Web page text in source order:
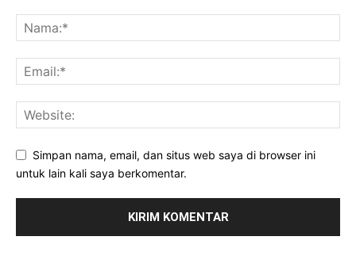
Simpan nama, email, dan situs web saya di browser ini
untuk lain kali saya berkomentar.